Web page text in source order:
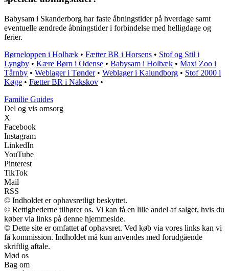
Babysam i Skanderborg har faste åbningstider på hverdage samt
eventuelle ændrede åbningstider i forbindelse med helligdage og
ferier.
Børneloppen i Holbæk • Fætter BR i Horsens • Stof og Stil i
Lyngby • Kære Børn i Odense • Babysam i Holbæk • Maxi Zoo i
Tårnby • Weblager i Tønder• Weblager i Kalundborg • Stof 2000 i
Køge • Fætter BR i Nakskov •
Familie Guides
Del og vis omsorg
X
Facebook
Instagram
LinkedIn
YouTube
Pinterest
TikTok
Mail
RSS
© Indholdet er ophavsretligt beskyttet.
© Rettighederne tilhører os. Vi kan få en lille andel af salget, hvis du
køber via links på denne hjemmeside.
© Dette site er omfattet af ophavsret. Ved køb via vores links kan vi
få kommission. Indholdet må kun anvendes med forudgående
skriftlig aftale.
Mød os
Bag om